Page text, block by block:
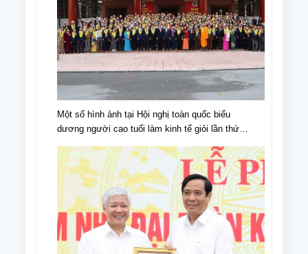
Một số hình ảnh tại Hội nghị toàn quốc biểu
dương người cao tuổi làm kinh tế giỏi lần thứ